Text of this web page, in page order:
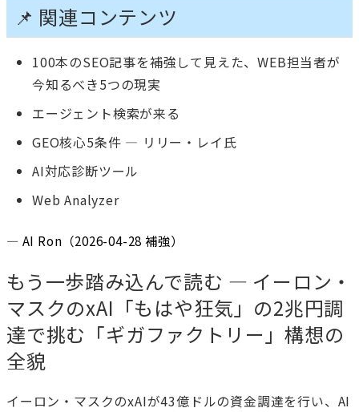
📌 関連コンテンツ
100本のSEO記事を補強して見えた、WEB担当者が
今知るべき5つの現実
エージェント検索が来る
GEO核心5条件 — リリー・レイ氏
AI対応診断ツール
Web Analyzer
— AI Ron（2026-04-28 補強）
もう一歩踏み込んで読む — イーロン・
マスクのxAI「もはや狂気」の2兆円調
達で挑む「ギガファクトリー」構想の
全貌
イーロン・マスクのxAIが43億ドルの資金調達を行い、AI